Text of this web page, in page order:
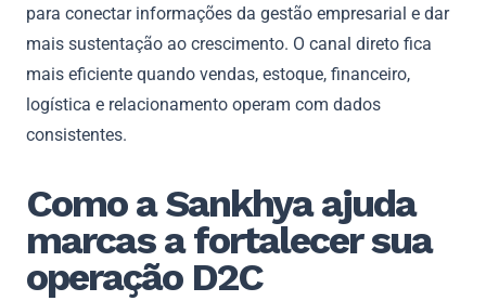
para conectar informações da gestão empresarial e dar
mais sustentação ao crescimento. O canal direto fica
mais eficiente quando vendas, estoque, financeiro,
logística e relacionamento operam com dados
consistentes.
Como a Sankhya ajuda
marcas a fortalecer sua
operação D2C